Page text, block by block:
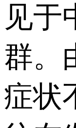
见于
群。
症状